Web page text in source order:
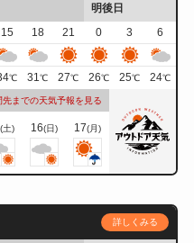
明後日
15 18 21 0 3
6
℃ 31℃ 27℃ 26℃ 25℃ 24℃
先までの天気予報を見る
(土) 16(日) 17(月)
詳しくみる